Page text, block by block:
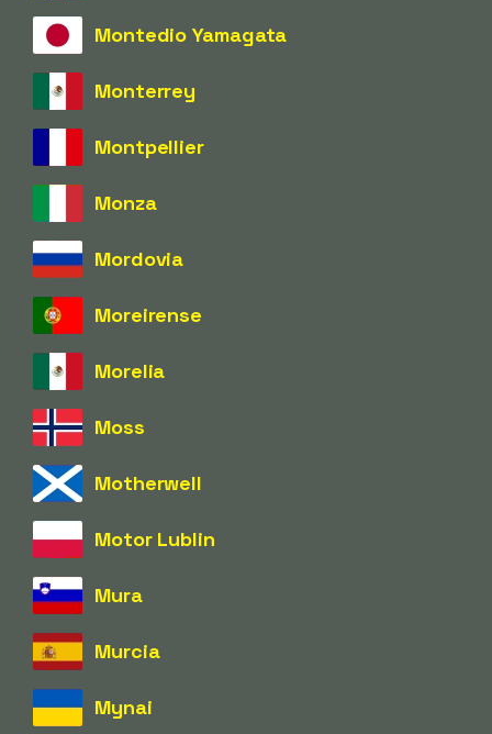
Montedio Yamagata
Monterrey
Montpellier
Monza
Mordovia
Moreirense
Morelia
Moss
Motherwell
Motor Lublin
Mura
Murcia
Mynai